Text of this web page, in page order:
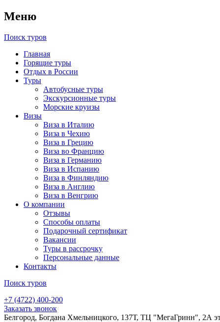
Меню
Поиск туров
Главная
Горящие туры
Отдых в России
Туры
Автобусные туры
Экскурсионные туры
Морские круизы
Визы
Виза в Италию
Виза в Чехию
Виза в Грецию
Виза во Францию
Виза в Германию
Виза в Испанию
Виза в Финляндию
Виза в Англию
Виза в Венгрию
О компании
Отзывы
Способы оплаты
Подарочный сертификат
Вакансии
Туры в рассрочку
Персональные данные
Контакты
Поиск туров
+7 (4722) 400-200
Заказать звонок
Белгород, Богдана Хмельницкого, 137Т, ТЦ "МегаГринн", 2А